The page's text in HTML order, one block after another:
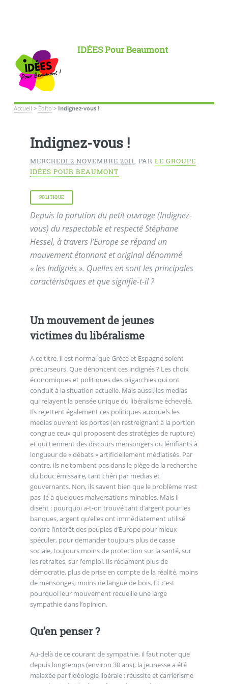
IDÉES Pour Beaumont
Accueil > Édito > Indignez-vous !
Indignez-vous !
MERCREDI 2 NOVEMBRE 2011, PAR LE GROUPE
IDÉES POUR BEAUMONT
POLITIQUE
Depuis la parution du petit ouvrage (Indignez-
vous) du respectable et respecté Stéphane
Hessel, à travers l’Europe se répand un
mouvement étonnant et original dénommé
« les Indignés ». Quelles en sont les principales
caractèristiques et que signifie-t-il ?
Un mouvement de jeunes
victimes du libéralisme
A ce titre, il est normal que Grèce et Espagne soient
précurseurs. Que dénoncent ces indignés ? Les choix
économiques et politiques des oligarchies qui ont
conduit à la situation actuelle. Mais aussi, les medias
qui relayent la pensée unique du libéralisme échevelé.
Ils rejettent également ces politiques auxquels les
medias ouvrent les portes (en restreignant à la portion
congrue ceux qui proposent des stratégies de rupture)
et qui tiennent des discours mensongers ou lénifiants à
longueur de « débats » artificiellement médiatisés. Par
contre, ils ne tombent pas dans le piège de la recherche
du bouc émissaire, tant chéri par medias et
gouvernants. Non, ils savent bien que le problème n’est
pas lié à quelques malversations minables. Mais il
disent : pourquoi a-t-on trouvé tant d’argent pour les
banques, argent qu’elles ont immédiatement utilisé
contre l’intérêt des peuples d’Europe pour mieux
spéculer, pour demander toujours plus de casse
sociale, toujours moins de protection sur la santé, sur
les retraites, sur l’emploi. Ils réclament plus de
démocratie, plus de prise en compte de la réalité, moins
de mensonges, moins de langue de bois. Et c’est
pourquoi leur mouvement recueille une large
sympathie dans l’opinion.
Qu’en penser ?
Au-delà de ce courant de sympathie, il faut noter que
depuis longtemps (environ 30 ans), la jeunesse a été
malaxée par l’idéologie libérale : réussite et carriérisme